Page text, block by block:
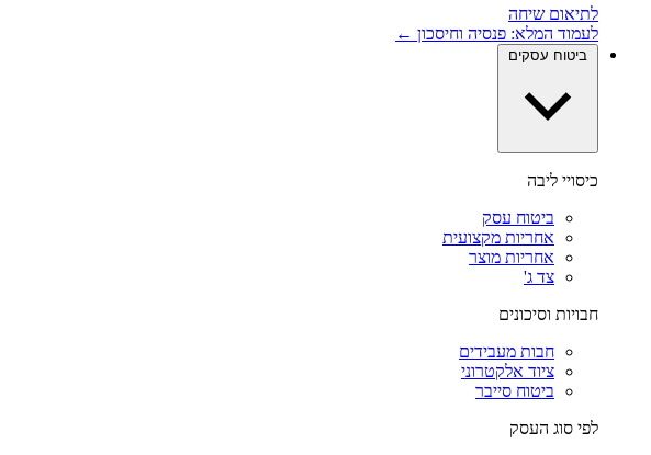
לתיאום שיחה
לעמוד המלא: פנסיה וחיסכון ←
ביטוח עסקים
כיסויי ליבה
ביטוח עסק
אחריות מקצועית
אחריות מוצר
צד ג'
חבויות וסיכונים
חבות מעבידים
ציוד אלקטרוני
ביטוח סייבר
לפי סוג העסק